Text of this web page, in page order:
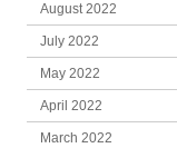
August 2022
July 2022
May 2022
April 2022
March 2022